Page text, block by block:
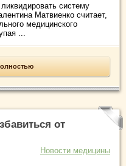
систему
Матвиенко считает,
медицинского
...
от
Новости медицины